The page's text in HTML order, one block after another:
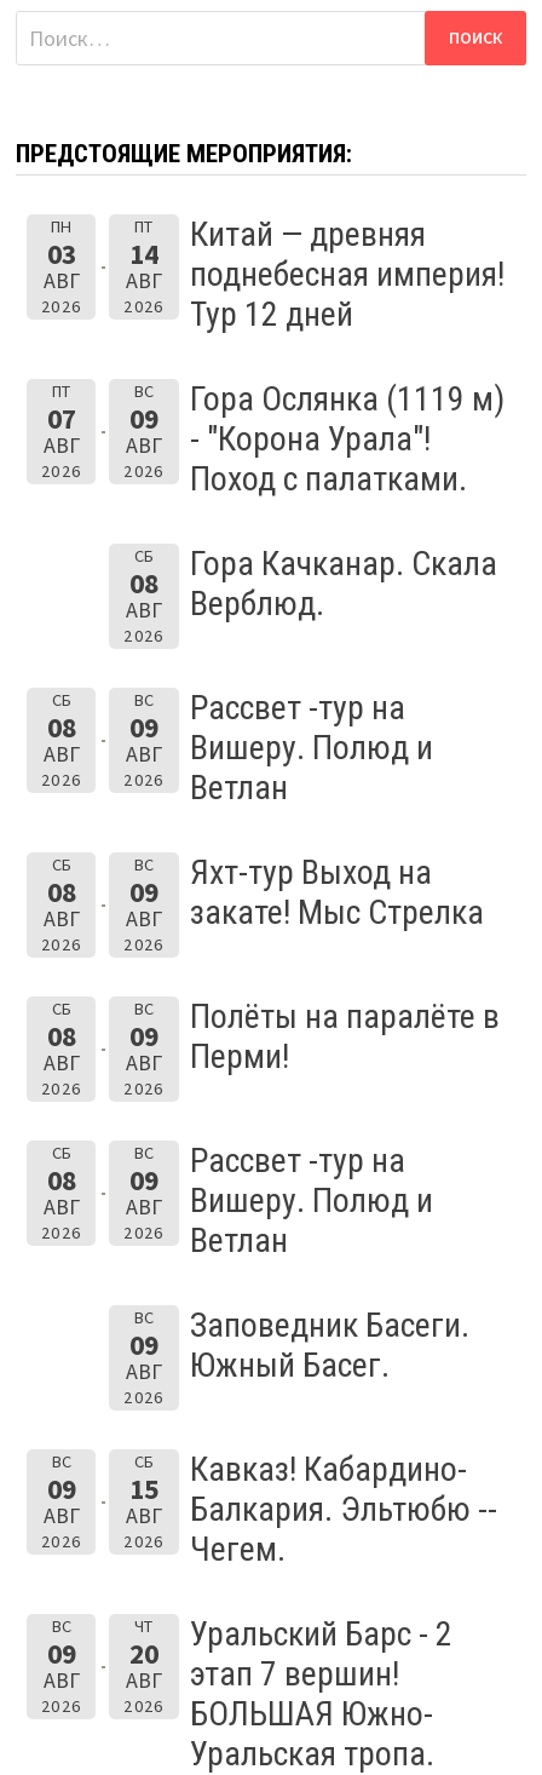
Найти:
ПРЕДСТОЯЩИЕ МЕРОПРИЯТИЯ:
ПН
03
АВГ
2026
ПТ
14
АВГ
2026
Китай — древняя
поднебесная империя!
Тур 12 дней
ПТ
07
АВГ
2026
ВС
09
АВГ
2026
Гора Ослянка (1119 м)
- "Корона Урала"!
Поход с палатками.
СБ
08
АВГ
2026
Гора Качканар. Скала
Верблюд.
СБ
08
АВГ
2026
ВС
09
АВГ
2026
Рассвет -тур на
Вишеру. Полюд и
Ветлан
СБ
08
АВГ
2026
ВС
09
АВГ
2026
Яхт-тур Выход на
закате! Мыс Стрелка
СБ
08
АВГ
2026
ВС
09
АВГ
2026
Полёты на паралёте в
Перми!
СБ
08
АВГ
2026
ВС
09
АВГ
2026
Рассвет -тур на
Вишеру. Полюд и
Ветлан
ВС
09
АВГ
2026
Заповедник Басеги.
Южный Басег.
ВС
09
АВГ
2026
СБ
15
АВГ
2026
Кавказ! Кабардино-
Балкария. Эльтюбю --
Чегем.
ВС
09
АВГ
2026
ЧТ
20
АВГ
2026
Уральский Барс - 2
этап 7 вершин!
БОЛЬШАЯ Южно-
Уральская тропа.